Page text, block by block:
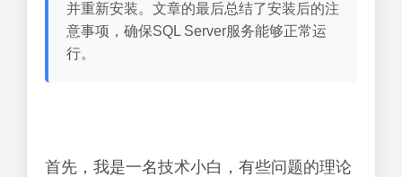
并重新安装。文章的最后总结了安装后的注
意事项，确保SQL Server服务能够正常运
行。
首先，我是一名技术小白，有些问题的理论